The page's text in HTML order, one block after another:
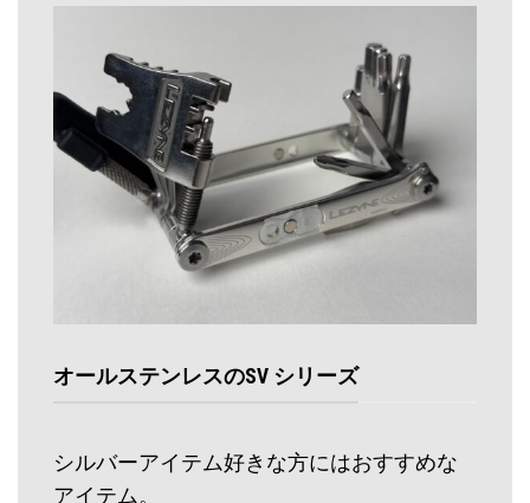
オールステンレスのSV シリーズ
シルバーアイテム好きな方にはおすすめな
アイテム。